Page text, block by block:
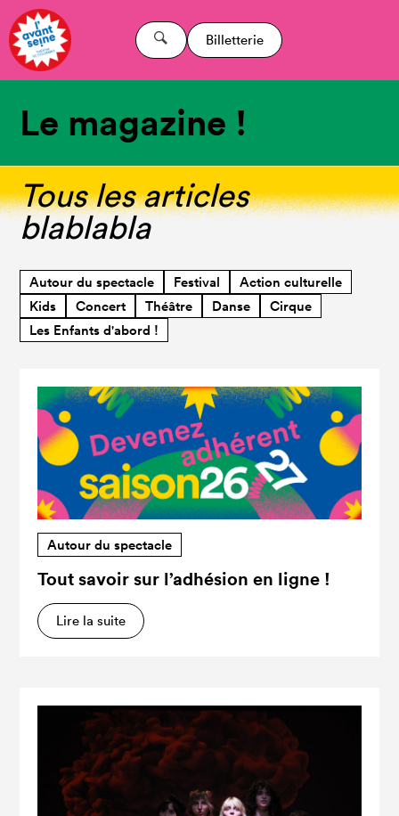
Billetterie
Le magazine !
Tous les articles
blablabla
Autour du spectacle Festival
Action culturelle
Kids
Concert Théâtre Danse
Cirque
Les Enfants d'abord !
Autour du spectacle
Tout savoir sur l’adhésion en ligne !
Lire la suite